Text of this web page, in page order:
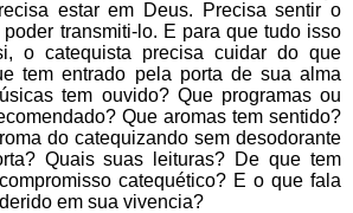
estar em Deus. Precisa sentir o
transmiti-lo. E para que tudo isso
o catequista precisa cuidar do que
tem entrado pela porta de sua alma
tem ouvido? Que programas ou
Que aromas tem sentido?
do catequizando sem desodorante
Quais suas leituras? De que tem
catequético? E o que fala
em sua vivencia?